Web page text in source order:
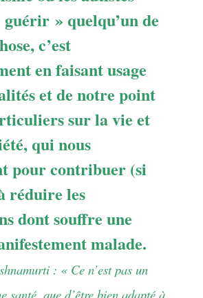
» quelqu’un de
c’est
en faisant usage
et de notre point
sur la vie et
qui nous
pour contribuer (si
réduire les
dont souffre une
malade.
: « Ce n’est pas un
santé, que d’être bien adapté à